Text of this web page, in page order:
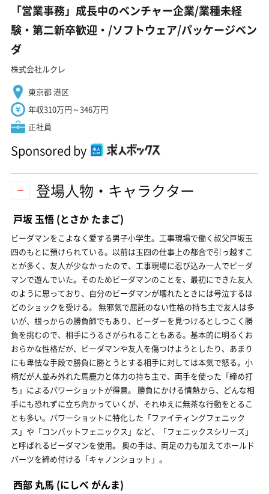
「営業事務」成長中のベンチャー企業/業種未経
験・第二新卒歓迎・/ソフトウェア/パッケージベン
ダ
株式会社ルクレ
東京都 港区
年収310万円～346万円
正社員
Sponsored by
登場人物・キャラクター
戸坂 玉悟 (とさか たまご)
ビーダマンをこよなく愛する男子小学生。工事現場で働く叔父戸坂玉
四のもとに預けられている。以前は玉四の仕事上の都合で引っ越すこ
とが多く、友人が少なかったので、工事現場に忍び込み一人でビーダ
マンで遊んでいた。そのためビーダマンのことを、最初にできた友人
のように思っており、自分のビーダマンが壊れたときには号泣するほ
どのショックを受ける。 無邪気で屈託のない性格の持ち主で友人は多
いが、根っからの勝負師でもあり、ビーダーを見つけるとしつこく勝
負を挑むので、相手にうるさがられることもある。基本的に明るくお
おらかな性格だが、ビーダマンや友人を傷つけようとしたり、あまり
にも卑怯な手段で勝負に勝とうとする相手に対しては本気で怒る。小
柄だが人並み外れた馬鹿力と体力の持ち主で、両手を使った「締め打
ち」によるパワーショットが得意。 勝負にかける情熱から、どんな相
手にも恐れずに立ち向かっていくが、それゆえに無茶な行動をとるこ
とも多い。パワーショットに特化した「ファイティングフェニック
ス」や「コンバットフェニックス」など、「フェニックスシリーズ」
と呼ばれるビーダマンを使用。 奥の手は、両足の力も加えてホールド
パーツを締め付ける「キャノンショット」。
西部 丸馬 (にしべ がんま)